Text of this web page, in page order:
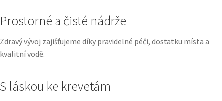
Prostorné a čisté nádrže
Zdravý vývoj zajišťujeme díky pravidelné péči, dostatku místa a
kvalitní vodě.
S láskou ke krevetám